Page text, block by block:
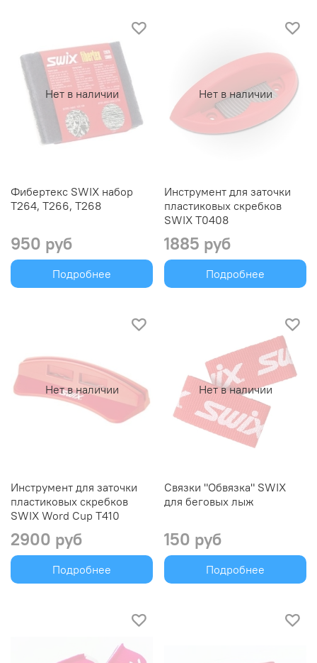
Нет в наличии
Фибертекс SWIX набор
T264, T266, T268
950 руб
Подробнее
Нет в наличии
Инструмент для заточки
пластиковых скребков
SWIX T0408
1885 руб
Подробнее
Нет в наличии
Инструмент для заточки
пластиковых скребков
SWIX Word Cup T410
2900 руб
Подробнее
Нет в наличии
Связки "Обвязка" SWIX
для беговых лыж
150 руб
Подробнее